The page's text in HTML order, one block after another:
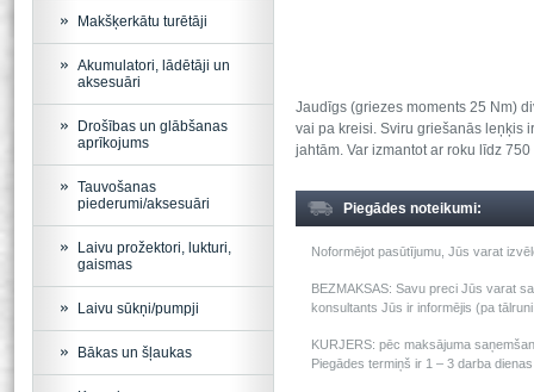
Jaudīgs (griezes moments 25 Nm)
vai pa kreisi. Sviru griešanās leņķis
jahtām. Var izmantot ar roku līdz
Piegādes noteikumi:
Noformējot pasūtījumu, Jūs varat
BEZMAKSAS: Savu preci Jūs varat
konsultants Jūs ir informējis (pa
KURJERS: pēc maksājuma
Piegādes termiņš ir 1 – 3 darba
Makšķerkātu turētāji
Akumulatori, lādētāji un
aksesuāri
Drošības un glābšanas
aprīkojums
Tauvošanas
piederumi/aksesuāri
Laivu prožektori, lukturi,
gaismas
Laivu sūkņi/pumpji
Bākas un šļaukas